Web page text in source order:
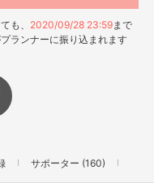
も、 2020/09/28 23:59まで
ランナーに振り込まれます
サポーター (160)